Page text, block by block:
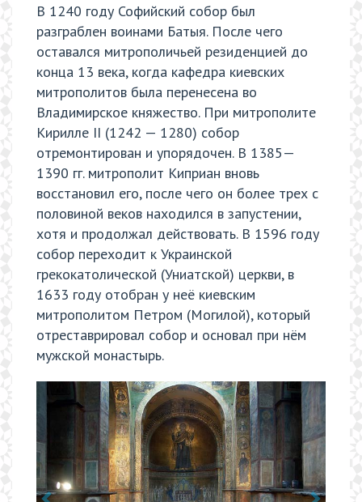
В 1240 году Софийский собор был
разграблен воинами Батыя. После чего
оставался митрополичьей резиденцией до
конца 13 века, когда кафедра киевских
митрополитов была перенесена во
Владимирское княжество. При митрополите
Кирилле II (1242 — 1280) собор
отремонтирован и упорядочен. В 1385—
1390 гг. митрополит Киприан вновь
восстановил его, после чего он более трех с
половиной веков находился в запустении,
хотя и продолжал действовать. В 1596 году
собор переходит к Украинской
грекокатолической (Униатской) церкви, в
1633 году отобран у неё киевским
митрополитом Петром (Могилой), который
отреставрировал собор и основал при нём
мужской монастырь.